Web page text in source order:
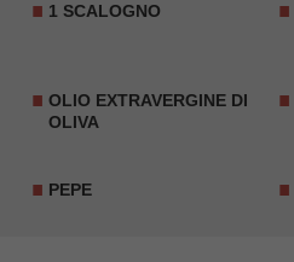
1 SCALOGNO
OLIO EXTRAVERGINE DI
OLIVA
PEPE